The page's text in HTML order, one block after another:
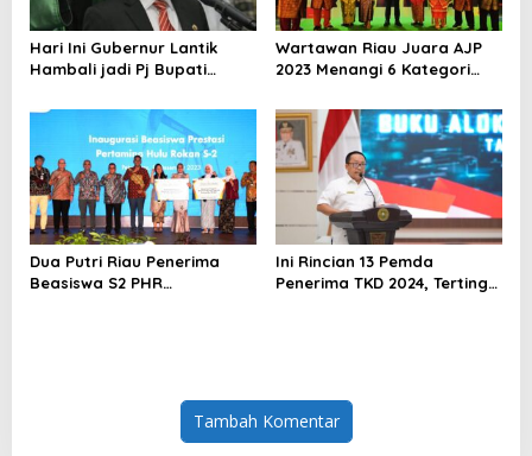
Hari Ini Gubernur Lantik
Hambali jadi Pj Bupati
Wartawan Riau Juara AJP
2023 Menangi 6 Kategori
Namanya
Dua Putri Riau Penerima
Beasiswa S2 PHR
Ini Rincian 13 Pemda
Penerima TKD 2024, Tertinggi
Tambah Komentar